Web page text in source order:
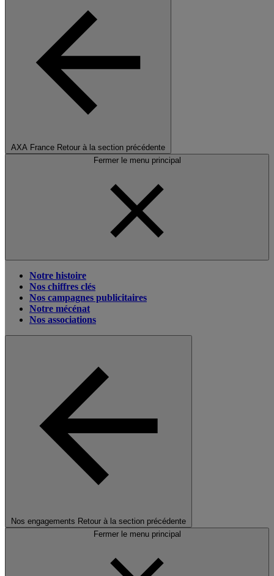
AXA France Retour à la section précédente
Fermer le menu principal
Notre histoire
Nos chiffres clés
Nos campagnes publicitaires
Notre mécénat
Nos associations
Nos engagements Retour à la section précédente
Fermer le menu principal